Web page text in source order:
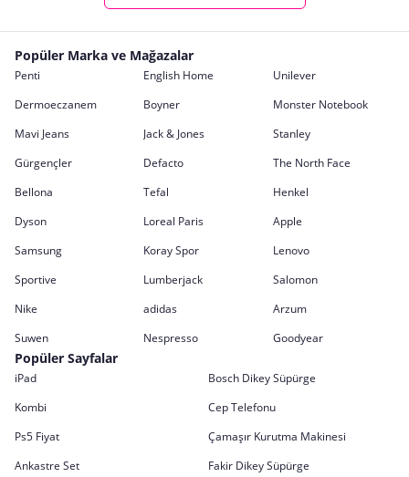
Popüler Marka ve Mağazalar
Penti English Home
Unilever
Dermoeczanem
Boyner
Monster Notebook
Mavi Jeans
Jack & Jones
Stanley
Gürgençler
Defacto
The North Face
Bellona
Tefal
Henkel
Dyson
Loreal Paris
Apple
Samsung
Koray Spor
Lenovo
Sportive
Lumberjack
Salomon
Nike
adidas
Arzum
Suwen
Nespresso Goodyear
Popüler Sayfalar
iPad
Bosch Dikey Süpürge
Kombi
Cep Telefonu
Ps5 Fiyat
Çamaşır Kurutma Makinesi
Ankastre Set
Fakir Dikey Süpürge